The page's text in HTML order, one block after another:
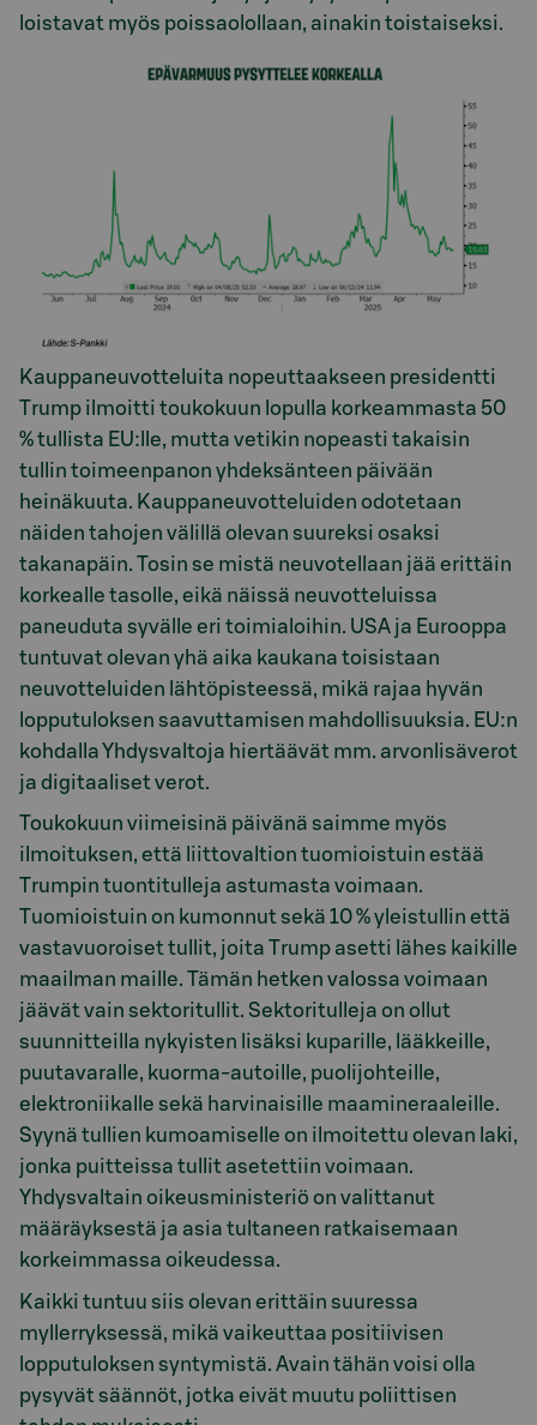
loistavat myös poissaolollaan, ainakin toistaiseksi.
Kauppaneuvotteluita nopeuttaakseen presidentti
Trump ilmoitti toukokuun lopulla korkeammasta 50
% tullista EU:lle, mutta vetikin nopeasti takaisin
tullin toimeenpanon yhdeksänteen päivään
heinäkuuta. Kauppaneuvotteluiden odotetaan
näiden tahojen välillä olevan suureksi osaksi
takanapäin. Tosin se mistä neuvotellaan jää erittäin
korkealle tasolle, eikä näissä neuvotteluissa
paneuduta syvälle eri toimialoihin. USA ja Eurooppa
tuntuvat olevan yhä aika kaukana toisistaan
neuvotteluiden lähtöpisteessä, mikä rajaa hyvän
lopputuloksen saavuttamisen mahdollisuuksia. EU:n
kohdalla Yhdysvaltoja hiertäävät mm. arvonlisäverot
ja digitaaliset verot.
Toukokuun viimeisinä päivänä saimme myös
ilmoituksen, että liittovaltion tuomioistuin estää
Trumpin tuontitulleja astumasta voimaan.
Tuomioistuin on kumonnut sekä 10 % yleistullin että
vastavuoroiset tullit, joita Trump asetti lähes kaikille
maailman maille. Tämän hetken valossa voimaan
jäävät vain sektoritullit. Sektoritulleja on ollut
suunnitteilla nykyisten lisäksi kuparille, lääkkeille,
puutavaralle, kuorma-autoille, puolijohteille,
elektroniikalle sekä harvinaisille maamineraaleille.
Syynä tullien kumoamiselle on ilmoitettu olevan laki,
jonka puitteissa tullit asetettiin voimaan.
Yhdysvaltain oikeusministeriö on valittanut
määräyksestä ja asia tultaneen ratkaisemaan
korkeimmassa oikeudessa.
Kaikki tuntuu siis olevan erittäin suuressa
myllerryksessä, mikä vaikeuttaa positiivisen
lopputuloksen syntymistä. Avain tähän voisi olla
pysyvät säännöt, jotka eivät muutu poliittisen